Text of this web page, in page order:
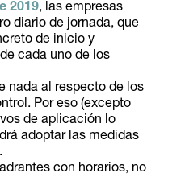
2019, las empresas
diario de jornada, que
de inicio y
cada uno de los
nada al respecto de los
Por eso (excepto
de aplicación lo
adoptar las medidas
con horarios, no